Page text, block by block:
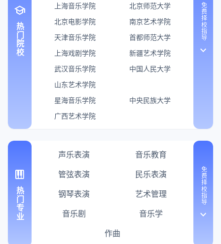
school
热门院校
上海音乐学院
北京师范大学
北京电影学院
南京艺术学院
天津音乐学院
首都师范大学
上海戏剧学院
新疆艺术学院
武汉音乐学院
中国人民大学
山东艺术学院
星海音乐学院
中央民族大学
广西艺术学院
免费择校指导
keyboard_arrow_down
piano
热门专业
声乐表演
音乐教育
管弦表演
民乐表演
钢琴表演
艺术管理
音乐剧
音乐学
作曲
免费择校指导
keyboard_arrow_down